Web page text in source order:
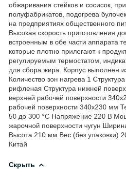
обжаривания стейков и сосисок,
полуфабрикатов, подогрева
на предприятиях общественного
Высокая скорость приготовления
встроенным в обе части аппарата
которые плотно прилегают к
регулируемым термостатом,
для сбора жира. Корпус выполнен
Количество зон нагрева 1
рифленая Структура нижней
верхней рабочей поверхности
рабочей поверхности 340х230 мм
50 до 300 °C Напряжение 220 В
жарочной поверхности чугун
Высота 210 мм Вес (без упаковки)
Китай
Скрыть